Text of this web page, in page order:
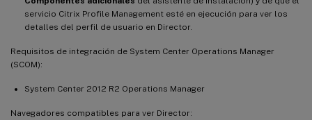
servicio Citrix Profile Management esté en ejecución para ver los
detalles del perfil de usuario en Director.
Requisitos de integración de System Center Operations Manager
(SCOM):
System Center 2012 R2 Operations Manager
Navegadores compatibles para ver Director: